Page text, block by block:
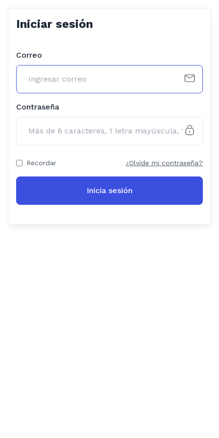
Iniciar sesión
Correo
Contraseña
Recordar ¿Olvide mi contraseña?